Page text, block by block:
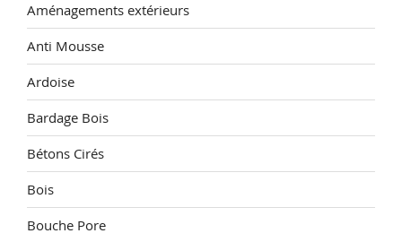
Aménagements extérieurs
Anti Mousse
Ardoise
Bardage Bois
Bétons Cirés
Bois
Bouche Pore